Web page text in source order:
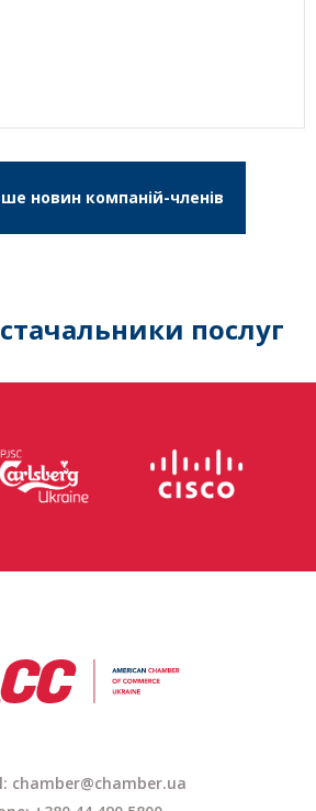
новин компаній-членів
послуг
chamber@chamber.ua